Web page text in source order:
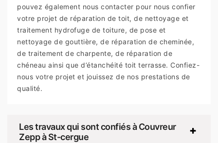
pouvez également nous contacter pour nous confier
votre projet de réparation de toit, de nettoyage et
traitement hydrofuge de toiture, de pose et
nettoyage de gouttière, de réparation de cheminée,
de traitement de charpente, de réparation de
chéneau ainsi que d’étanchéité toit terrasse. Confiez-
nous votre projet et jouissez de nos prestations de
qualité.
Les travaux qui sont confiés à Couvreur
Zepp à St-cergue